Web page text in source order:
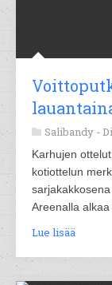
Salibandy -
Karhujen
kotiottelun
Areenalla
Lue lisää